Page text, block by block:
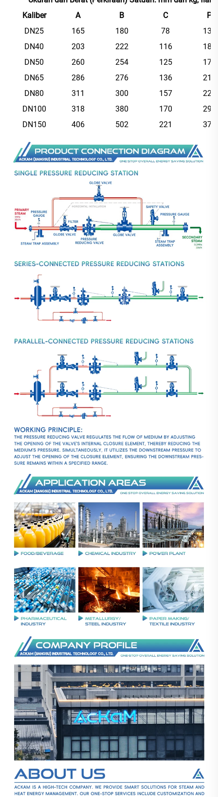
Kaliber
A B C
P
DN25
165 180 78
136
DN40
203 222 116
182
DN50
260 254 125
179
DN65
286 276 136
215
DN80
311 300 157
229
DN100
318 380 170
297
DN150
406 502 221 373